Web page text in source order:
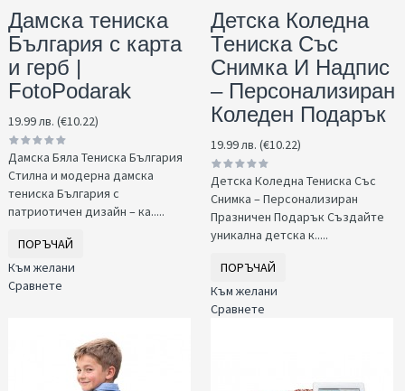
Дамска тениска
България с карта
и герб |
FotoPodarak
19.99 лв. (€10.22)
Дамска Бяла Тениска България
Стилна и модерна дамска
тениска България с
патриотичен дизайн – ка.....
ПОРЪЧАЙ
Към желани
Сравнете
Детска Коледна
Тениска Със
Снимка И Надпис
– Персонализиран
Коледен Подарък
19.99 лв. (€10.22)
Детска Коледна Тениска Със
Снимка – Персонализиран
Празничен Подарък Създайте
уникална детска к.....
ПОРЪЧАЙ
Към желани
Сравнете